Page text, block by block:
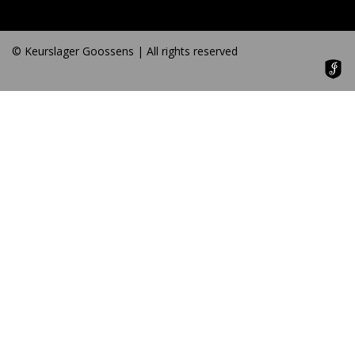
© Keurslager Goossens | All rights reserved